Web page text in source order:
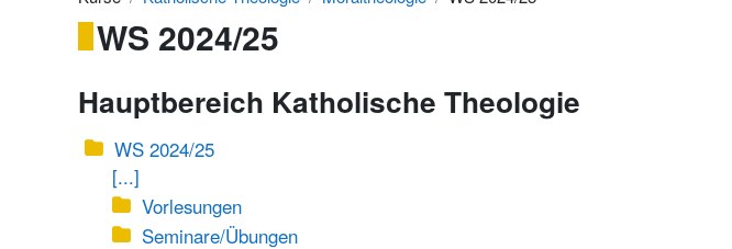
WS 2024/25
Hauptbereich Katholische Theologie
WS 2024/25
[...]
Vorlesungen
Seminare/Übungen